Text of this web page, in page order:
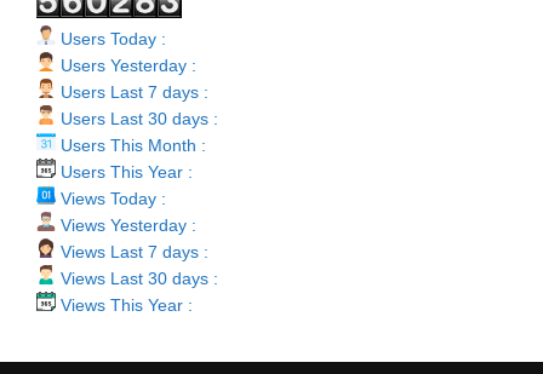
Users Today :
Users Yesterday :
Users Last 7 days :
Users Last 30 days :
Users This Month :
Users This Year :
Views Today :
Views Yesterday :
Views Last 7 days :
Views Last 30 days :
Views This Year :